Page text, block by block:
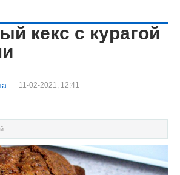
кекс с курагой
11-02-2021, 12:41